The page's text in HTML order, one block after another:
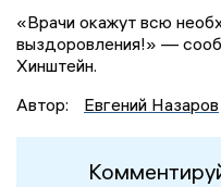
«Врачи окажут всю
выздоровления!» —
Хинштейн.
Автор:
Евгений Назаров